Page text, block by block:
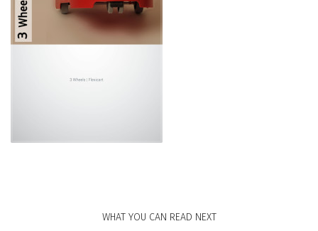
WHAT YOU CAN READ NEXT